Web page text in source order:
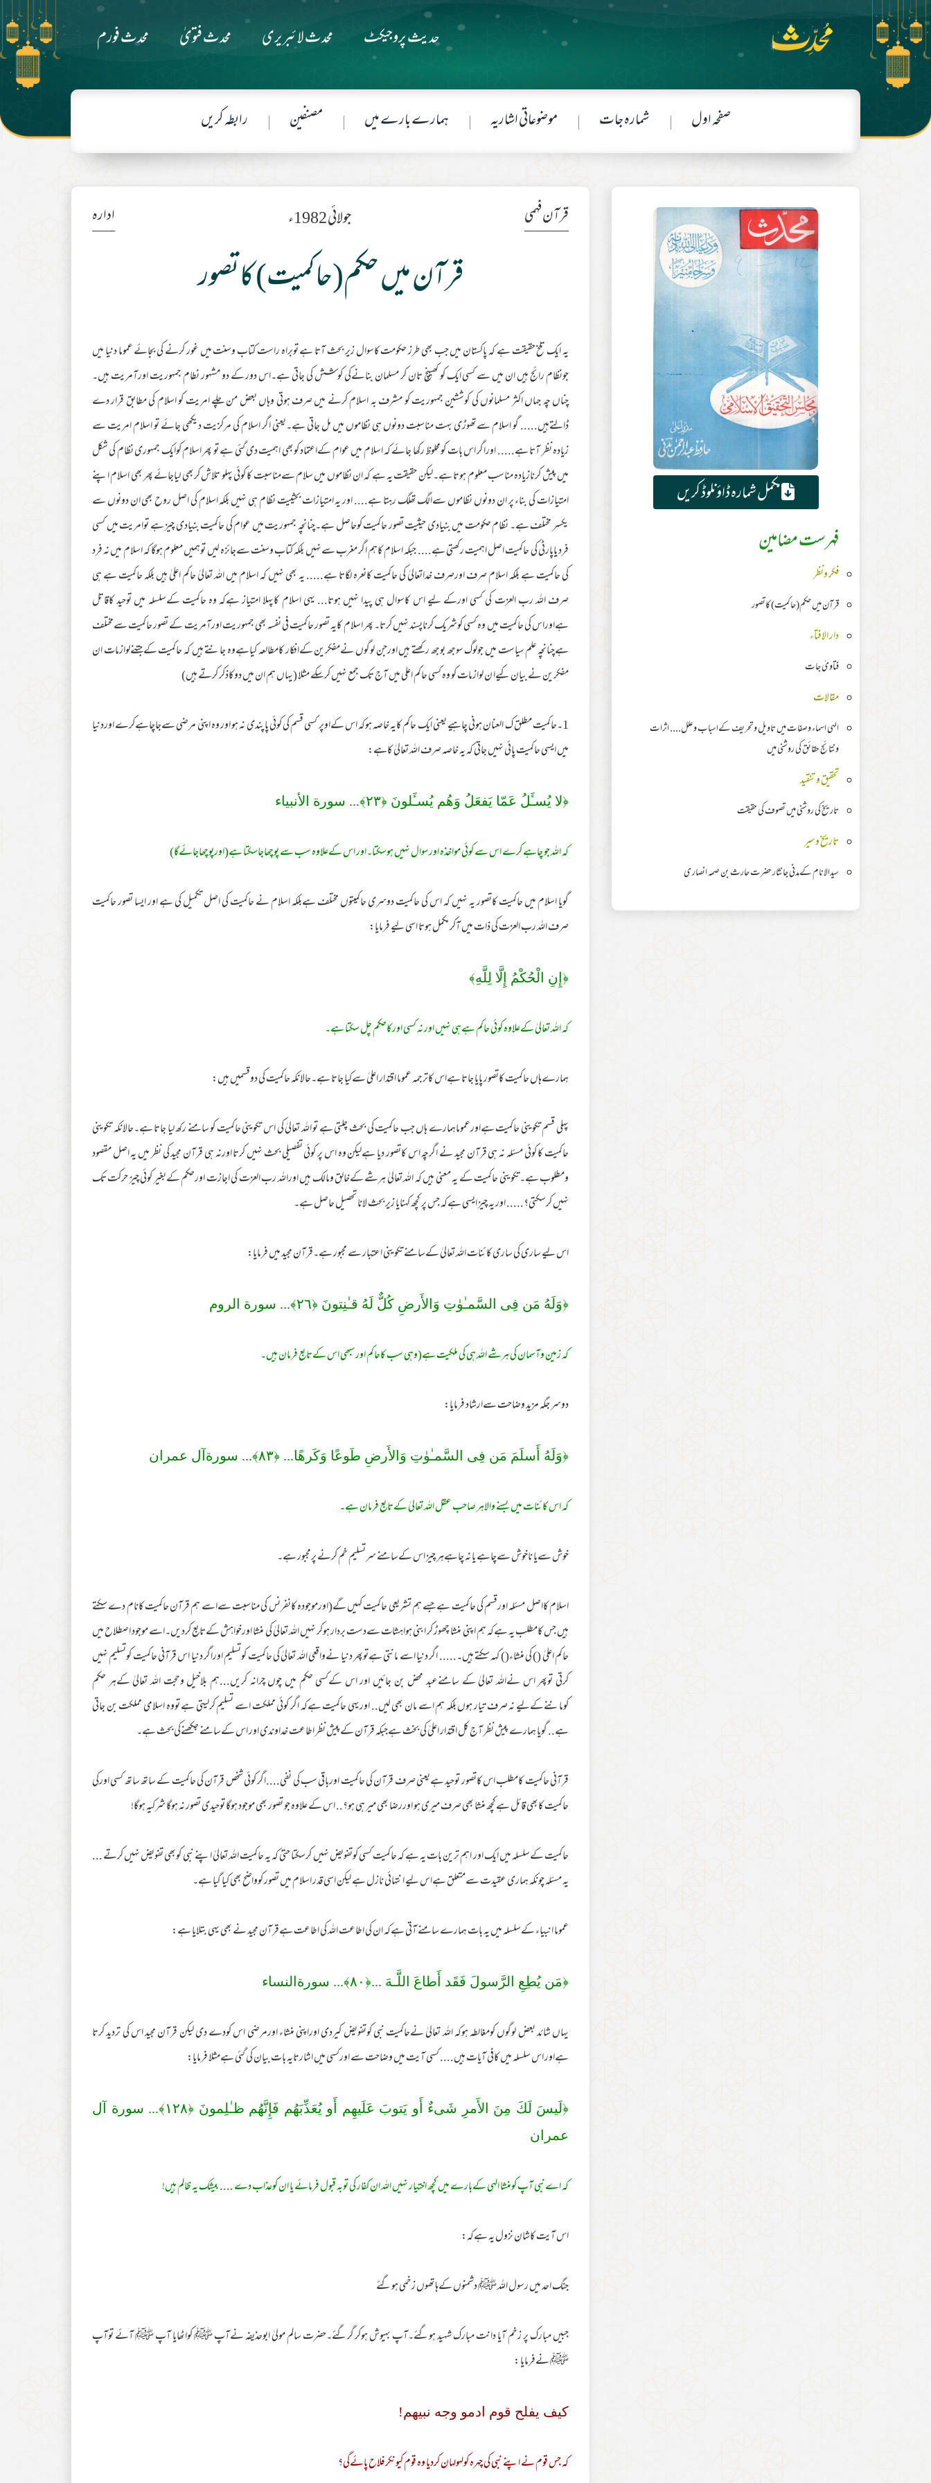
حدیث پروجیکٹ محدث لائبریری محدث فتویٰ محدث فورم
صفحہ اول شمارہ جات موضوعاتی اشاریہ ہمارے بارے میں مصنفین رابطہ کریں
مکمل شمارہ ڈاؤنلوڈ کریں
فہرست مضامین
فکر ونظر
قرآن میں حکم(حاکمیت) کاتصور
دار الافتاء
فتاویٰ جات
مقالات
الہی اسماء وصفات میں تاویل وتحریف کےاسباب وعلل.... اثرات
ونتائج حقائق کی روشنی میں
تحقیق وتنقید
تاریخ کی روشنی میں تصوف کی حقیقت
تاریخ وسیر
سیدالانام کےمدنی جانثار حضرت حارث بن صمہ انصار ی
قرآن فہمی جولائی 1982ء ادارہ
قرآن میں حکم(حاکمیت) کاتصور
یہ ایک تلخ حقیقت ہے کہ پاکستان میں جب بھی طرز حکومت کاسوال زیر بحث آتا ہے توبراہ راست کتاب وسنت میں غور کرنے کی بجائے عموما دنیا میں
جونظام رائج ہیں ان میں سے کسی ایک کو کھینچ تان کر مسلمان بنانےکی کوشش کی جاتی ہے۔اس دور کے دو مشہور نطام جمہوریت اورآمریت ہیں۔
چناں چہ جہاں اکثر مسلمانوں کی کوششین جمہوریت کو مشرف بہ اسلام کرنے میں صرف ہوتی وہاں بعض من چلے امریت کو اسلام کی مطابق قرار دے
ڈالتےہیں..... گو اسلام سےتھوڑی بہت مناسبت دونوں ہی نظاموں میں مل جاتی ہے۔یعنی اگر اسلام کی مرکزیت دیکھی جائے تو اسلام امریت سے
زیادہ نظر آتا ہے..... اوراگر اس بات کومحلوظ رکھا جائے کہ اسلام میں عوام کےاعتماد کوبھی اہمیت دی گئی ہے تو پھر اسلام کوایک جمہوری نظام کی شکل
میں پیش کرنازیادہ مناسب معلوم ہوتا ہے۔لیکن حقیقت یہ ہے کہ ان نظاموں میں سلام سےمناسبت کا کوئی پہلو تلاش کربھی لیاجائے پھر بھی اسلام اپنے
امتیازات کی بناء پر ان دونوں نظاموں سےالگ تھلگ رہتا ہے.... اور یہ امتیازات بحثییت نظام ہی نہیں بلکہ اسلام کی اصل روح بھی ان دونوں سے
یکسر مختلف ہے۔ نظام حکومت میں بنیادی حیثیت تصور حاکمیت کوحاصل ہے۔چنانچہ جمہوریت میں عوام کی حاکمیت بنیادی چیز ہے توامریت میں کسی
فرد یاپارٹی کی حاکمیت اصل اہمیت رکھتی ہے.... جبکہ اسلام کاہم اگر مغرب سےنہیں بلکہ کتاب وسنت سےجائزہ لیں توہمیں معلوم ہوگا کہ اسلام میں نہ فرد
کی حاکمیت ہے بلکہ اسلام صرف اورصرف خداتعالیٰ کی حاکمیت کانعرہ لگاتا ہے..... یہ بھی نہیں کہ اسلام میں اللہ تعالیٰ حاکم اعلیٰ ہیں بلکہ حاکمیت ہے ہی
صرف اللہ رب العزت کی کسی اورکے لیے اس کاسوال ہی پیدا نہیں ہوتا... یہی اسلام کاپہلا امتیاز ہےکہ وہ حاکمیت کےسلسلہ میں توحید کاقاتل
ہےاوراس کی حاکمیت میں وہ کسی کوشریک کرناپسند نہیں کرتا۔ پھر اسلام کایہ تصور حاکمیت فی نفسہ بھی جمہوریت اورآمریت کے تصور حاکمیت سےمختلف
ہےچنانچہ علم سیاست میں جولوگ سوجھ بوجھ رکھتے ہیں اورجن لوگوں نےمفکرین کےافکار کامطالعہ کیاہےوہ جانتے ہیں کہ حاکمیت کےجتنےلوازمات ان
مفکرین نے بیان کیےا ن لوازمات کو وہ کسی حاکم اعلی میں آج تک جمع نہیں کرسکے مثلا (یہاں ہم ان میں دوکاذکر کرتے ہیں)
1۔حاکمیت مطلق ک العنان ہونی چاہیے یعنی ایک حاکم کایہ خاصہ ہوکہ اس کےاوپر کسی قسم کی کوئی پاپندی نہ ہو اور وہ اپنی مرضی سےجاچاہےکرے اوردنیا
میں ایسی حاکمیت پائی نہیں جاتی کہ یہ خاصہ صرف اللہ تعالیٰ کاہے:
﴿لا يُسـَٔلُ عَمّا يَفعَلُ وَهُم يُسـَٔلونَ ﴿٢٣﴾... سورة الأنبياء
کہ اللہ جو چاہے کرے اس سے کوئی مواخذہ اورسوال نہیں ہوسکتا۔اور اس کےعلاوہ سب سے پوچھاجاسکتا ہے(اورپوچھاجائےگا)
گویا اسلام میں حاکمیت کاتصور یہ نہیں کہ اس کی حاکمیت دوسری حاکمیتوں مختلف ہےبلکہ اسلام نے حاکمیت کی اصل تکمیل کی ہے اور ایسا تصور حاکمیت
صرف اللہ رب العزت کی ذات میں آکر مکمل ہوتا اسی لیے فرمایا:
﴿إِنِ الْحُكْمُ إِلَّا لِلَّهِ﴾
کہ اللہ تعالیٰ کےعلاوہ کوئی حاکم ہےہی نہیں اور نہ کسی اورکاحکم چل سکتا ہے۔
ہمارےہاں حاکمیت کاتصور پایا جاتا ہےاس کاترجمہ عموما اقتدار اعلیٰ سےکیا جاتا ہے۔حالانکہ حاکمیت کی دوقسمیں ہیں:
پہلی قسم تکوینی حاکمیت ہےاورعموماہمارے ہاں جب حاکمیت کی بحث چلتی ہے تو اللہ تعالیٰ کی اس تکوینی حاکمیت کو سامنے رکھ لیا جاتا ہے۔حالانکہ تکوینی
حاکمیت کا کوئی مسئلہ نہ ہی قرآن مجید نے اگرچہ اس کاتصور دیا ہےلیکن وہ اس پر کوئی تفصیلی بحث نہیں کرتا اورنہ ہی قرآن مجید کی نظر میں یہ اصل مقصود
ومطلوب ہے۔تکوینی حاکمیت کے یہ معنی ہیں کہ اللہ تعالیٰ ہرشے کےخالق ومالک ہیں اوراللہ رب العزت کی اجازت اورحکم کےبغیر کوئی چیز حرکت تک
نہیں کرسکتی؟..... اور یہ چیز ایسی ہےکہ جس پر کچھ کہنایا زیر بحث لانا تحصیل حاصل ہے۔
اس لیے ساری کی ساری کائنات اللہ تعالیٰ کےسامنے تکوینی اعتبار سے مجبور ہے۔قرآن مجید میں فرمایا:
﴿وَلَهُ مَن فِى السَّمـٰوٰتِ وَالأَر‌ضِ كُلٌّ لَهُ قـٰنِتونَ ﴿٢٦﴾... سورة الروم
کہ زمین وآسمان کی ہرشے اللہ ہی کی ملکیت ہے(وہی سب کاحاکم اورسبھی اس کےتابع فرمان ہیں۔
دوسر جگہ مزید وضاحت سےارشاد فرمایا:
﴿وَلَهُ أَسلَمَ مَن فِى السَّمـٰوٰتِ وَالأَر‌ضِ طَوعًا وَكَر‌هًا... ﴿٨٣﴾... سورةآل عمران
کہ اس کائنات میں بسنے والاہر صاحب عقل اللہ تعالیٰ کےتابع فرمان ہے۔
خوش سےیا ناخوش سےچاہے یا نہ چاہےہر چیز اس کےسامنے سرتسلیم خم کرنے پرمجبور ہے۔
اسلام کااصل مسئلہ اورقسم کی حاکمیت ہےجسے ہم تشریعی حاکمیت کہیں گے(اورموجودہ کانفرنس کی مناسبت سےاسے ہم قرآن حاکمیت کانام دے سکتے
ہیں جس کامطلب یہ ہےکہ ہم اپنی منشا چھوڑ کر ابنی ہواہشات سےدست بردار ہوکر نہیں اللہ تعالیٰ کی منشا اورخواہش کےتابع کردیں۔اسے موجود اصطلاح میں
حاکم اعلیٰ () کی منشاء() کہہ سکتے ہیں۔..... اگر دنیا اسے مانتی ہےتوپھر دنیا نےواقعی اللہ تعالیٰ کی حاکمیت کوتسلیم اوراگر دنیا اس قرآنی حاکمیت کوتسلیم نہیں
کرتی توپھر اس نےاللہ تعالیٰ کے سامنےعبد محض بن جائیں اور اس کےکسی حکم میں چوں چرانہ کریں...ہم بلاخیل وحجت اللہ تعالیٰ کےہر حکم
کوماننےکےلیے نہ صرف تیار ہوں بلکہ ہم اسے مان بھی لیں.. اوریہی حاکمیت ہےکہ اگر کوئی مملکت اسے تسلیم کرلیتی ہے تووہ اسلامی مملکت بن جاتی
ہے.. گویا ہمارے پیش نظر آج کل اقتدار اعلیٰ کی بخث ہےجبکہ قرآن کےپیش نظر اطاعت خداوندی اور اس کےسامنے جکھنےکی بحث ہے۔
قرآنی حاکمیت کامطلب اس کاتصور توحید ہےیعنی صرف قرآن کی حاکمیت اورباقی سب کی نفی....اگر کوئی شخص قرآن کی حاکمیت کے ساتھ ساتھ کسی اورکی
حاکمیت کابھی قائل ہےکچھ منشا بھی صرف میری ہو اوررضا بھی میر ہی ہو؟‎.. اس کے علاوہ جو تصور بھی موجود ہوگا توحیدی تصور نہ ہوگا شرکیہ ہوگا!
حاکمیت کےسلسلہ میں ایک اور اہم ترین بات یہ ہے کہ حاکمیت کسی کوتفویض نہیں کرسکتا حتیٰ کہ یہ حاکمیت اللہ تعالیٰ اپنے نبی کوبھی تفویض نہیں کرتے ...
یہ مسئلہ چونکہ ہماری عقیدت سےمتعلق ہےاس لیے انتہائی نازل ہے لیکن اسی قدر اسلام میں تصور کوواضح بھی کیا گیا ہے۔
عموما انبیاء کےسلسلہ میں یہ بات ہمارے سامنے آتی ہےکہ ان کی اطاعت اللہ کی اطاعت ہےقرآن مجید نے بھی یہی بتلایا ہے:
﴿مَن يُطِعِ الرَّ‌سولَ فَقَد أَطاعَ اللَّـهَ ...﴿٨٠﴾... سورةالنساء
یہاں شائد بعض لوگوں کومغالطہ ہوکہ اللہ تعالیٰ نےحاکمیت نبی کوتفویض کیردی اوراپنی منشاء اورمرضی اس کودے دی لیکن قرآن مجید اس کی تردید کرتا
ہےاور اس سلسلہ میں کافی آیات ہیں.... کسی آیت میں وضاحت سے اورکسی میں اشارتایہ بات بیان کی گئی ہےمثلا فرمایا:
﴿لَيسَ لَكَ مِنَ الأَمرِ‌ شَىءٌ أَو يَتوبَ عَلَيهِم أَو يُعَذِّبَهُم فَإِنَّهُم ظـٰلِمونَ ﴿١٢٨﴾... سورة آل
عمران
کہ اےنبی آپ کومنشا الہی کےبارے میں کچھ اختیار نہیں اللہ ان کفار کی توبہ قبول فرمائے یا ان کوعذاب دے .... بیشک یہ ظالم ہیں!
اس آیت کاشان نزول یہ ہےکہ:
جنگ احد میں رسول اللہ ﷺ دشمنوں کےہاتھوں زخمی ہوگئے
جبیں مبارک پر زخم آیا دانت مبارک شہید ہوگئے۔آپ بہیوش ہوکر گرگئے۔حضرت سالم مولیٰ ابوحذیفہ نےآپ ﷺ کواٹھایا آپ ﷺ آئے توآپ
ﷺ نےفرمایا :
كيف يفلح قوم ادمو وجه نبيهم!
کہ جس قوم نے اپنے نبی کی چہرہ کولہولہان کردیا وہ قوم کیونکر فلاح پائےگی؟